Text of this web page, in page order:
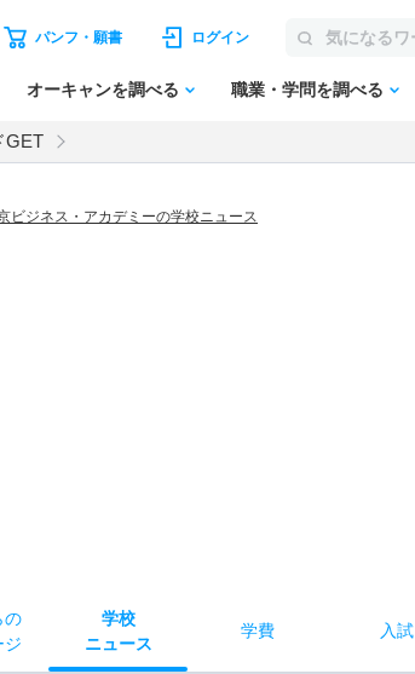
パンフ・願書 ログイン
オーキャンを調べる 職業・学問を調べる
GET
ビジネス・アカデミーの学校ニュース
の
ジ
学校
ニュース
学費 入試